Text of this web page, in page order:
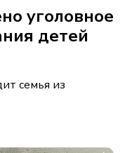
уголовное
детей
семья из